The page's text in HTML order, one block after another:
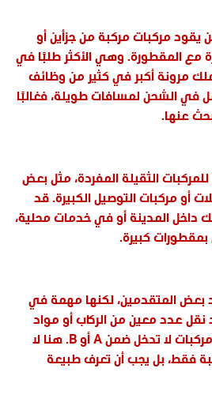
يقود مركبات مركبة من جزأين أو
مع المقطورة. وهي الأكثر طلبًا في
مرونة أكبر في كثير من وظائف
في الشحن لمسافات طويلة، فغالبًا
عنها.
الثقيلة المفردة، مثل بعض
أو مركبات التوصيل الكبيرة. قد
داخل المدينة أو في خدمات محلية،
كبيرة.
بعض المتقدمين، لكنها مهمة في
عدد معين من الركاب أو مواد
تتطلب تصاريح خاصة، مع مركبات لا تدخل ضمن A أو B. هنا لا
فقط، بل يجب أن تعرف طبيعة